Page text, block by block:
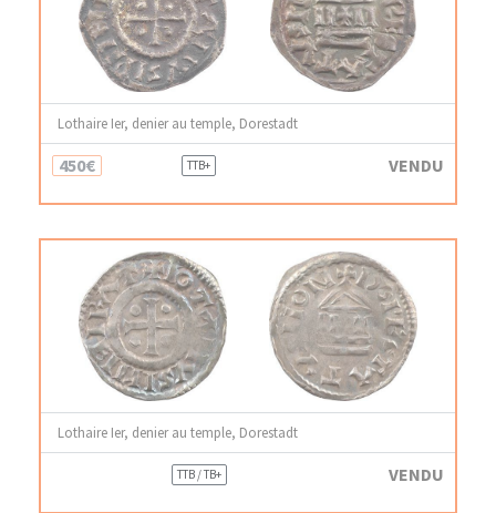
Lothaire Ier, denier au temple, Dorestadt
450€ TTB+ VENDU
Lothaire Ier, denier au temple, Dorestadt
TTB / TB+ VENDU